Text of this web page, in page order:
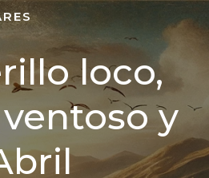
loco,
y